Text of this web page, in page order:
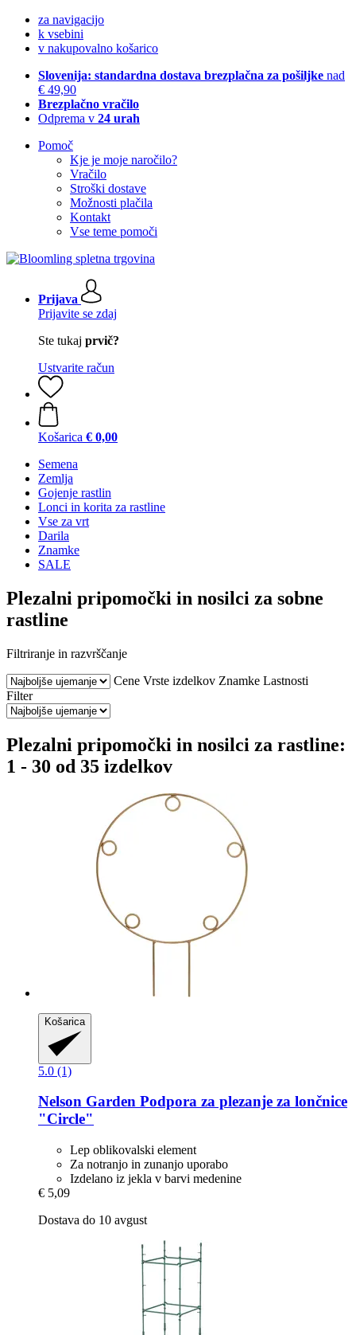
za navigacijo
k vsebini
v nakupovalno košarico
Slovenija: standardna dostava brezplačna za pošiljke nad
€ 49,90
Brezplačno vračilo
Odprema v 24 urah
Pomoč
Kje je moje naročilo?
Vračilo
Stroški dostave
Možnosti plačila
Kontakt
Vse teme pomoči
Prijava
Prijavite se zdaj
Ste tukaj prvič?
Ustvarite račun
Košarica € 0,00
Semena
Zemlja
Gojenje rastlin
Lonci in korita za rastline
Vse za vrt
Darila
Znamke
SALE
Plezalni pripomočki in nosilci za sobne
rastline
Filtriranje in razvrščanje
Cene Vrste izdelkov Znamke Lastnosti
Filter
Plezalni pripomočki in nosilci za rastline:
1 - 30 od 35 izdelkov
Košarica
5.0 (1)
Nelson Garden Podpora za plezanje za lončnice
"Circle"
Lep oblikovalski element
Za notranjo in zunanjo uporabo
Izdelano iz jekla v barvi medenine
€ 5,09
Dostava do 10 avgust